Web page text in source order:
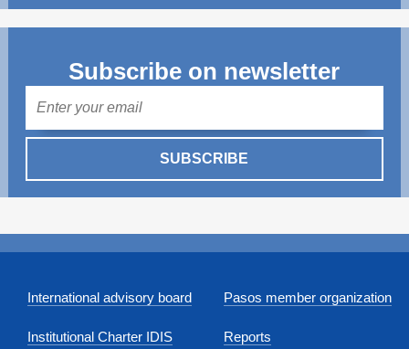
Subscribe on newsletter
SUBSCRIBE
International advisory board
Institutional Charter IDIS
Pasos member organization
Reports